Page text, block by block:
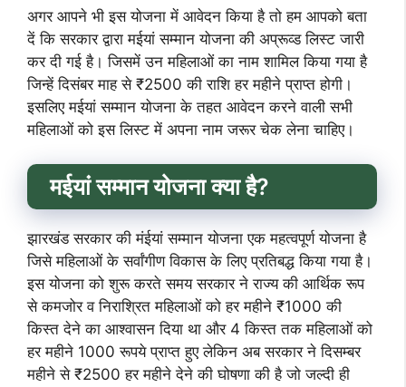
अगर आपने भी इस योजना में आवेदन किया है तो हम आपको बता
दें कि सरकार द्वारा मईयां सम्मान योजना की अप्रूव्ड लिस्ट जारी
कर दी गई है। जिसमें उन महिलाओं का नाम शामिल किया गया है
जिन्हें दिसंबर माह से ₹2500 की राशि हर महीने प्राप्त होगी।
इसलिए मईयां सम्मान योजना के तहत आवेदन करने वाली सभी
महिलाओं को इस लिस्ट में अपना नाम जरूर चेक लेना चाहिए।
मईयां सम्मान योजना क्या है?
झारखंड सरकार की मंईयां सम्मान योजना एक महत्वपूर्ण योजना है
जिसे महिलाओं के सर्वांगीण विकास के लिए प्रतिबद्ध किया गया है।
इस योजना को शुरू करते समय सरकार ने राज्य की आर्थिक रूप
से कमजोर व निराश्रित महिलाओं को हर महीने ₹1000 की
किस्त देने का आश्वासन दिया था और 4 किस्त तक महिलाओं को
हर महीने 1000 रूपये प्राप्त हुए लेकिन अब सरकार ने दिसम्बर
महीने से ₹2500 हर महीने देने की घोषणा की है जो जल्दी ही